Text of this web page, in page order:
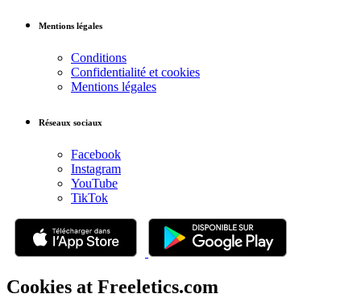
Mentions légales
Conditions
Confidentialité et cookies
Mentions légales
Réseaux sociaux
Facebook
Instagram
YouTube
TikTok
Cookies at Freeletics.com